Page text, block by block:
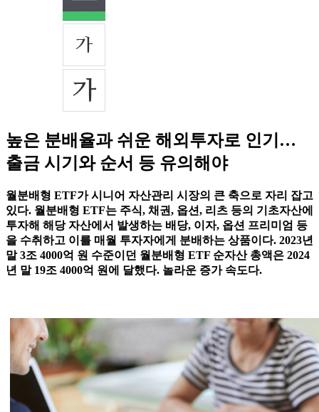
높은 분배율과 쉬운 해외투자로 인기…
출금 시기와 순서 등 유의해야
월분배형 ETF가 시니어 자산관리 시장의 큰 축으로 자리 잡고
있다. 월분배형 ETF는 주식, 채권, 옵션, 리츠 등의 기초자산에
투자해 해당 자산에서 발생하는 배당, 이자, 옵션 프리미엄 등
을 수취하고 이를 매월 투자자에게 분배하는 상품이다. 2023년
말 3조 4000억 원 수준이던 월분배형 ETF 순자산 총액은 2024
년 말 19조 4000억 원에 달했다. 놀라운 증가 속도다.